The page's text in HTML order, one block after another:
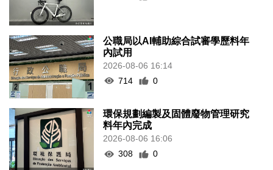
公職局以AI輔助綜合試審學歷料年
內試用
2026-08-06 16:14
714
0
環保規劃編製及固體廢物管理研究
料年內完成
2026-08-06 16:06
308
0